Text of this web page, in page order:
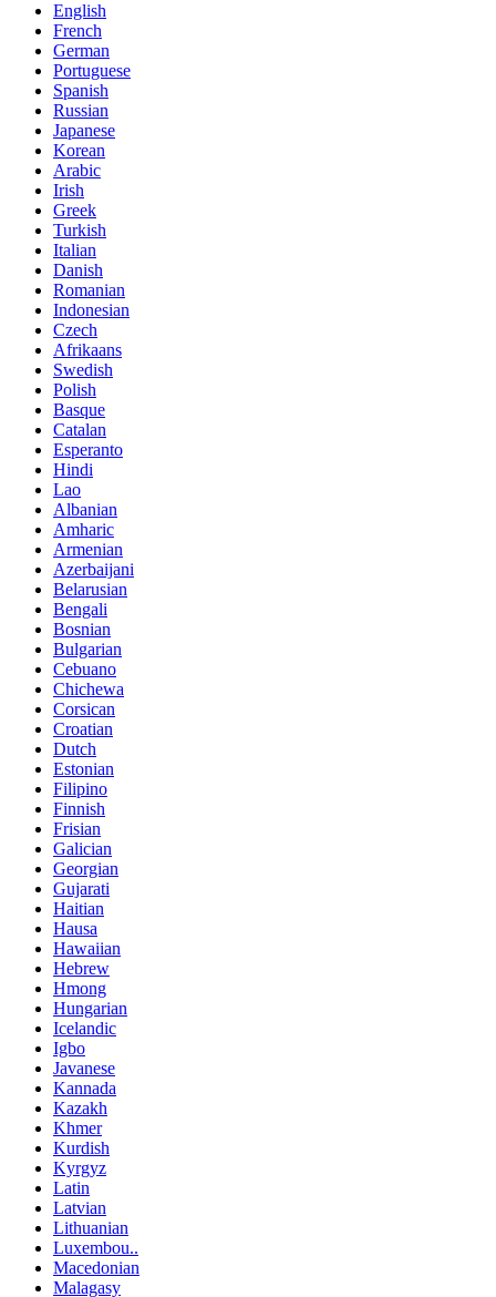
English
French
German
Portuguese
Spanish
Russian
Japanese
Korean
Arabic
Irish
Greek
Turkish
Italian
Danish
Romanian
Indonesian
Czech
Afrikaans
Swedish
Polish
Basque
Catalan
Esperanto
Hindi
Lao
Albanian
Amharic
Armenian
Azerbaijani
Belarusian
Bengali
Bosnian
Bulgarian
Cebuano
Chichewa
Corsican
Croatian
Dutch
Estonian
Filipino
Finnish
Frisian
Galician
Georgian
Gujarati
Haitian
Hausa
Hawaiian
Hebrew
Hmong
Hungarian
Icelandic
Igbo
Javanese
Kannada
Kazakh
Khmer
Kurdish
Kyrgyz
Latin
Latvian
Lithuanian
Luxembou..
Macedonian
Malagasy